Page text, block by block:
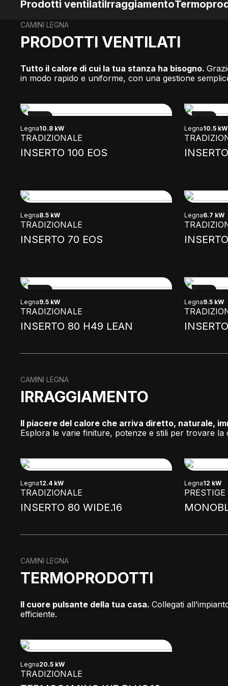
Prodotti ventilatiIrraggiamento
CAMINI LEGNA
PRODOTTI VENTILATI
Tutto il calore di cui la tua stanza ha bisogno.
in modo rapido e uniforme, con una gestione
Legna10.8 kW
TRADIZIONALE
INSERTO 100 EOS
Legna10.5 kW
Legna8.5 kW
TRADIZIONALE
INSERTO 70 EOS
Legna6.7 kW
Legna9.5 kW
TRADIZIONALE
INSERTO 80 H49 LEAN
Legna9.5 kW
CAMINI LEGNA
IRRAGGIAMENTO
Il piacere del calore che arriva diretto, naturale,
Esplora le varie finiture, potenze e stili per trovare
Legna12.4 kW
TRADIZIONALE
INSERTO 80 WIDE.16
Legna12 kW
PRESTIGE
CAMINI LEGNA
TERMOPRODOTTI
Il cuore pulsante della tua casa. Collegati
efficiente.
Legna20.5 kW
TRADIZIONALE